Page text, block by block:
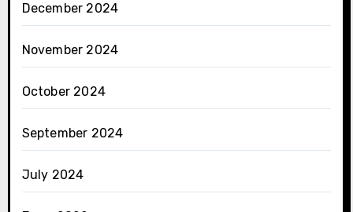
December 2024
November 2024
October 2024
September 2024
July 2024